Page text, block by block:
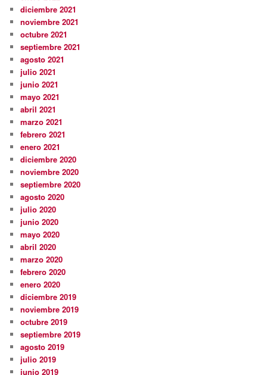
diciembre 2021
noviembre 2021
octubre 2021
septiembre 2021
agosto 2021
julio 2021
junio 2021
mayo 2021
abril 2021
marzo 2021
febrero 2021
enero 2021
diciembre 2020
noviembre 2020
septiembre 2020
agosto 2020
julio 2020
junio 2020
mayo 2020
abril 2020
marzo 2020
febrero 2020
enero 2020
diciembre 2019
noviembre 2019
octubre 2019
septiembre 2019
agosto 2019
julio 2019
junio 2019